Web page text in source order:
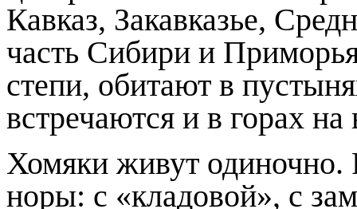
Кавказ, Закавказье,
часть Сибири и
степи, обитают в
встречаются и в горах
Хомяки живут одиночно.
норы: с «кладовой», с